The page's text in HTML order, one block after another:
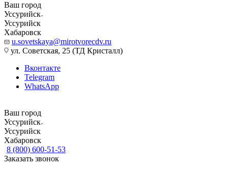
Ваш город
Уссурийск
Уссурийск
Хабаровск
u.sovetskaya@mirotvorecdv.ru
ул. Советская, 25 (ТД Кристалл)
Вконтакте
Telegram
WhatsApp
Ваш город
Уссурийск
Уссурийск
Хабаровск
8 (800) 600-51-53
Заказать звонок